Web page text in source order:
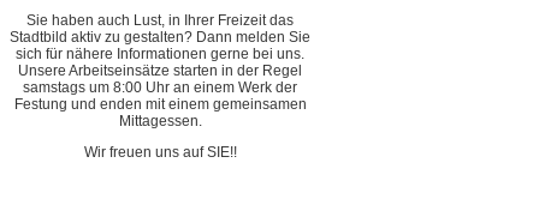
Sie haben auch Lust, in Ihrer Freizeit das
Stadtbild aktiv zu gestalten? Dann melden Sie
sich für nähere Informationen gerne bei uns.
Unsere Arbeitseinsätze starten in der Regel
samstags um 8:00 Uhr an einem Werk der
Festung und enden mit einem gemeinsamen
Mittagessen.
Wir freuen uns auf SIE!!